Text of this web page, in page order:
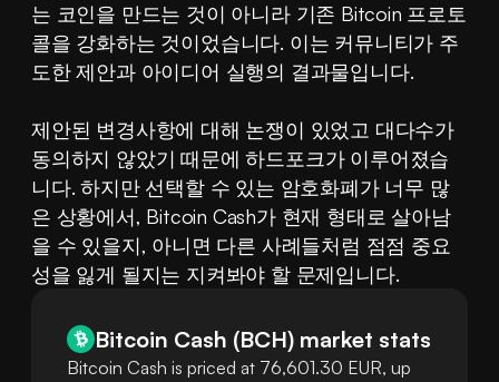
는 코인을 만드는 것이 아니라 기존 Bitcoin 프로토
콜을 강화하는 것이었습니다. 이는 커뮤니티가 주
도한 제안과 아이디어 실행의 결과물입니다.
제안된 변경사항에 대해 논쟁이 있었고 대다수가
동의하지 않았기 때문에 하드포크가 이루어졌습
니다. 하지만 선택할 수 있는 암호화폐가 너무 많
은 상황에서, Bitcoin Cash가 현재 형태로 살아남
을 수 있을지, 아니면 다른 사례들처럼 점점 중요
성을 잃게 될지는 지켜봐야 할 문제입니다.
Bitcoin Cash (BCH) market stats
Bitcoin Cash is priced at 76,601.30 EUR, up